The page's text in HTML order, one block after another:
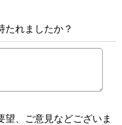
たれましたか？
望、ご意見などございま